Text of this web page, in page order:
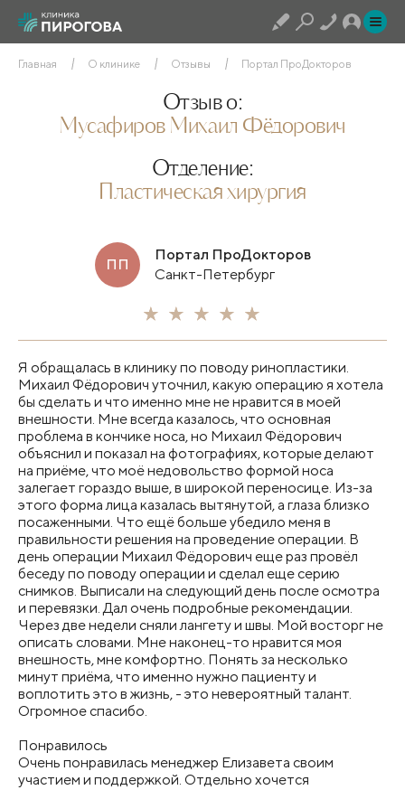
Главная О клинике Отзывы Портал ПроДокторов
Отзыв о:
Мусафиров Михаил Фёдорович
Отделение:
Пластическая хирургия
ПП
Портал ПроДокторов
Санкт-Петербург
Я обращалась в клинику по поводу ринопластики.
Михаил Фёдорович уточнил, какую операцию я хотела
бы сделать и что именно мне не нравится в моей
внешности. Мне всегда казалось, что основная
проблема в кончике носа, но Михаил Фёдорович
объяснил и показал на фотографиях, которые делают
на приёме, что моё недовольство формой носа
залегает гораздо выше, в широкой переносице. Из-за
этого форма лица казалась вытянутой, а глаза близко
посаженными. Что ещё больше убедило меня в
правильности решения на проведение операции. В
день операции Михаил Фёдорович еще раз провёл
беседу по поводу операции и сделал еще серию
снимков. Выписали на следующий день после осмотра
и перевязки. Дал очень подробные рекомендации.
Через две недели сняли лангету и швы. Мой восторг не
описать словами. Мне наконец-то нравится моя
внешность, мне комфортно. Понять за несколько
минут приёма, что именно нужно пациенту и
воплотить это в жизнь, - это невероятный талант.
Огромное спасибо.
Понравилось
Очень понравилась менеджер Елизавета своим
участием и поддержкой. Отдельно хочется